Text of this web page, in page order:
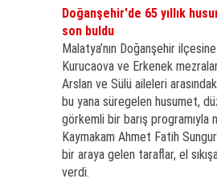
Doğanşehir'de 65 yıllık
son buldu
Malatya’nın Doğanşehir ilçesine
Kurucaova ve Erkenek
Arslan ve Sülü aileleri
bu yana süregelen husumet,
görkemli bir barış programıyla
Kaymakam Ahmet Fatih
bir araya gelen taraflar, el
verdi.